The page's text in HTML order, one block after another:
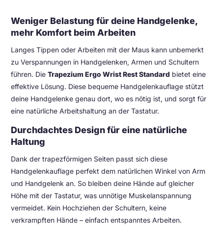
Weniger Belastung für deine Handgelenke,
mehr Komfort beim Arbeiten
Langes Tippen oder Arbeiten mit der Maus kann unbemerkt
zu Verspannungen in Handgelenken, Armen und Schultern
führen. DieTrapezium Ergo Wrist Rest Standard bietet eine
effektive Lösung. Diese bequeme Handgelenkauflage stützt
deine Handgelenke genau dort, wo es nötig ist, und sorgt für
eine natürliche Arbeitshaltung an der Tastatur.
Durchdachtes Design für eine natürliche
Haltung
Dank der trapezförmigen Seiten passt sich diese
Handgelenkauflage perfekt dem natürlichen Winkel von Arm
und Handgelenk an. So bleiben deine Hände auf gleicher
Höhe mit der Tastatur, was unnötige Muskelanspannung
vermeidet. Kein Hochziehen der Schultern, keine
verkrampften Hände – einfach entspanntes Arbeiten.